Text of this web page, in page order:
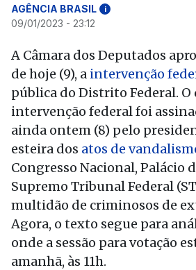
AGÊNCIA BRASIL i
09/01/2023 - 23:12
A Câmara dos Deputados
de hoje (9), a intervenção
pública do Distrito Federal. O
intervenção federal foi
ainda ontem (8) pelo
esteira dos atos de
Congresso Nacional, Palácio
Supremo Tribunal Federal
multidão de criminosos de
Agora, o texto segue para
onde a sessão para votação
amanhã, às 11h.